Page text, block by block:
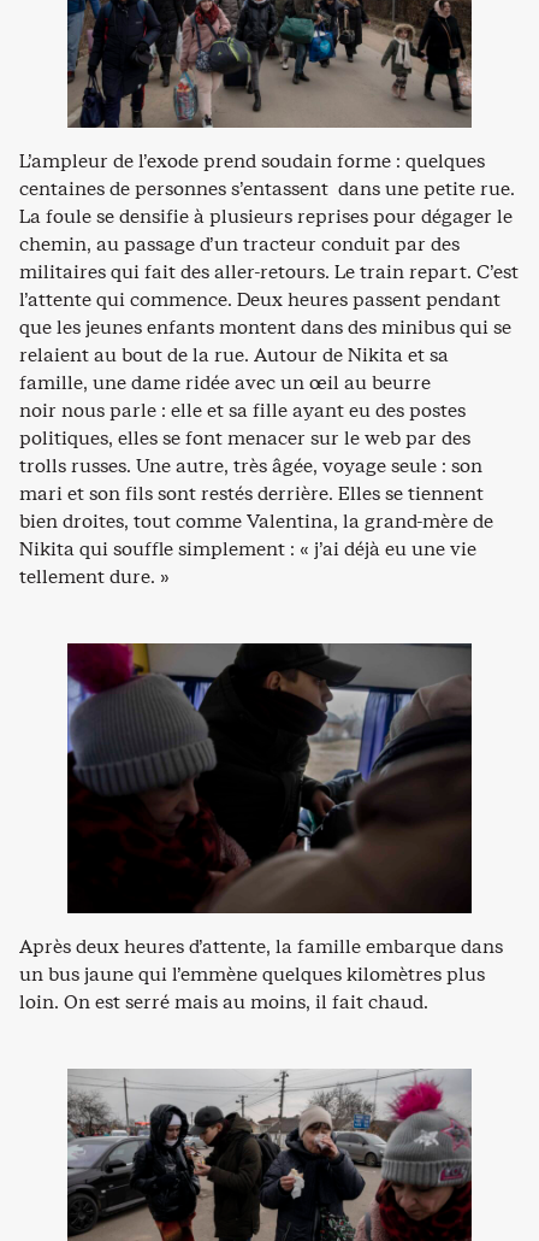
L’ampleur de l’exode prend soudain forme : quelques
centaines de personnes s’entassent dans une petite rue.
La foule se densifie à plusieurs reprises pour dégager le
chemin, au passage d’un tracteur conduit par des
militaires qui fait des aller-retours. Le train repart. C’est
l’attente qui commence. Deux heures passent pendant
que les jeunes enfants montent dans des minibus qui se
relaient au bout de la rue. Autour de Nikita et sa
famille, une dame ridée avec un œil au beurre
noir nous parle : elle et sa fille ayant eu des postes
politiques, elles se font menacer sur le web par des
trolls russes. Une autre, très âgée, voyage seule : son
mari et son fils sont restés derrière. Elles se tiennent
bien droites, tout comme Valentina, la grand-mère de
Nikita qui souffle simplement : « j’ai déjà eu une vie
tellement dure. »
Après deux heures d’attente, la famille embarque dans
un bus jaune qui l’emmène quelques kilomètres plus
loin. On est serré mais au moins, il fait chaud.